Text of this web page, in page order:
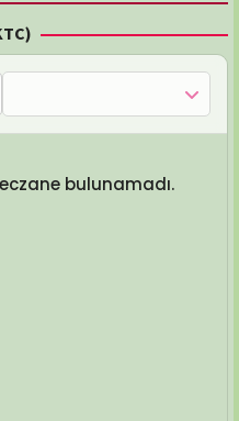
bulunamadı.